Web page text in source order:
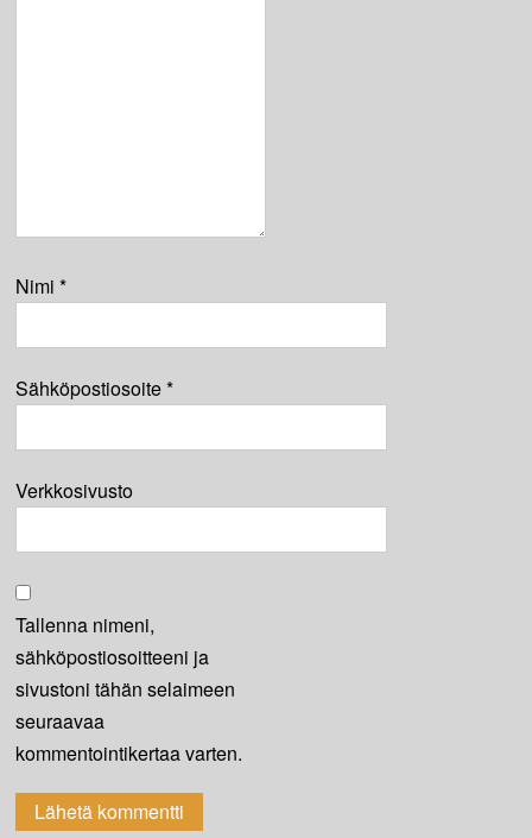
Nimi*
Sähköpostiosoite*
Verkkosivusto
Tallenna nimeni,
sähköpostiosoitteeni ja
sivustoni tähän selaimeen
seuraavaa
kommentointikertaa varten.